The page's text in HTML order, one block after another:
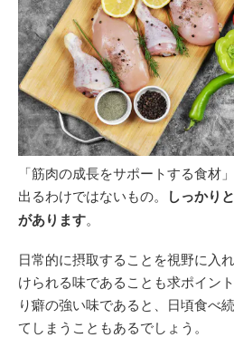
「筋肉の成長をサポートする食材
出るわけではないもの。
しっかり
があります。
日常的に摂取することを視野に入
けられる味であることも求ポイン
り癖の強い味であると、日頃食べ
てしまうこともあるでしょう。